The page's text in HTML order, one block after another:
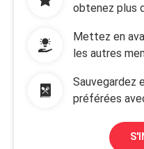
obtenez plus
Mettez en
les autres
Sauvegardez
préférées